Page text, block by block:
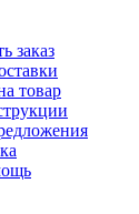
заказ
товар